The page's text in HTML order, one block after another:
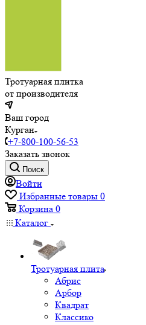
Тротуарная плитка
от производителя
Ваш город
Курган
+7-800-100-56-53
Заказать звонок
Поиск
Войти
Избранные товары 0
Корзина 0
Каталог
Тротуарная плита
Абрис
Арбор
Квадрат
Классико